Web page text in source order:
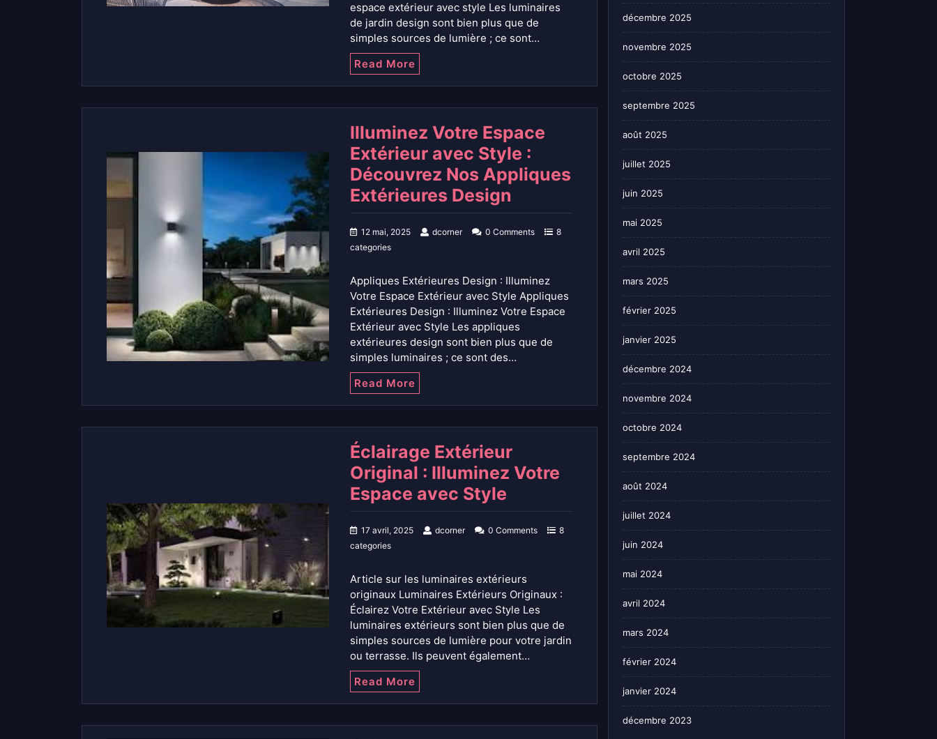
espace extérieur avec style Les luminaires
de jardin design sont bien plus que de
simples sources de lumière ; ce sont…
Read More
Illuminez Votre Espace
Extérieur avec Style :
Découvrez Nos Appliques
Extérieures Design
12 mai, 2025 dcorner 0 Comments
8
categories
Appliques Extérieures Design : Illuminez
Votre Espace Extérieur avec Style Appliques
Extérieures Design : Illuminez Votre Espace
Extérieur avec Style Les appliques
extérieures design sont bien plus que de
simples luminaires ; ce sont des…
Read More
Éclairage Extérieur
Original : Illuminez Votre
Espace avec Style
17 avril, 2025 dcorner 0 Comments
8
categories
Article sur les luminaires extérieurs
originaux Luminaires Extérieurs Originaux :
Éclairez Votre Extérieur avec Style Les
luminaires extérieurs sont bien plus que de
simples sources de lumière pour votre jardin
ou terrasse. Ils peuvent également…
Read More
décembre 2025
novembre 2025
octobre 2025
septembre 2025
août 2025
juillet 2025
juin 2025
mai 2025
avril 2025
mars 2025
février 2025
janvier 2025
décembre 2024
novembre 2024
octobre 2024
septembre 2024
août 2024
juillet 2024
juin 2024
mai 2024
avril 2024
mars 2024
février 2024
janvier 2024
décembre 2023